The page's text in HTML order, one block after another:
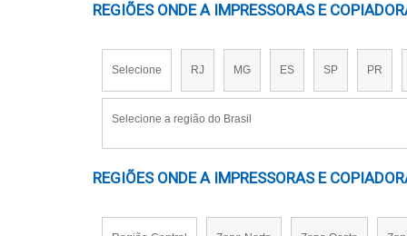
minuto podem ser adequados, mas em campo,
A qualidade das impressões deve ser avaliada
9600 x 2400 dpi tendem a apresentar melhores
A facilidade de uso é importante,
compatibilidade com aplicativos móveis são
FEEDBACK DE USUÁRIOS E
REGIÕES ONDE A IMPRESSORAS E
Selecione RJ MG ES SP PR
Selecione a região do Brasil
REGIÕES ONDE A IMPRESSORAS E